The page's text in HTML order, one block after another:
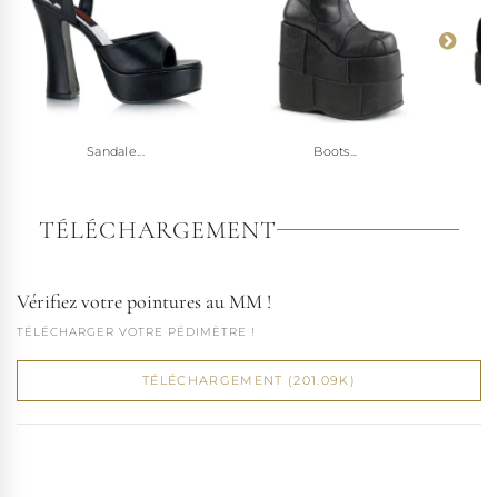
Sandale... Boots...
TÉLÉCHARGEMENT
Vérifiez votre pointures au MM !
TÉLÉCHARGER VOTRE PÉDIMÈTRE !
TÉLÉCHARGEMENT (201.09K)